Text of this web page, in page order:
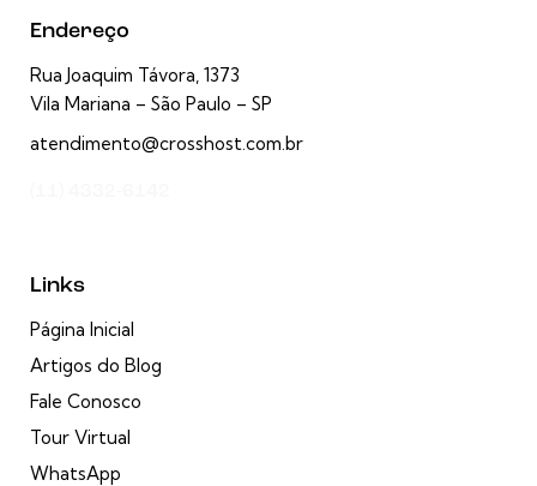
Endereço
Rua Joaquim Távora, 1373
Vila Mariana – São Paulo – SP
atendimento@crosshost.com.br
Links
Página Inicial
Artigos do Blog
Fale Conosco
Tour Virtual
WhatsApp